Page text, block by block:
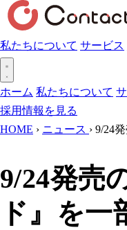
私たちについて サービス
ホーム 私たちについて
採用情報を見る
HOME › ニュース › 9/24
9/24発売
ド』を